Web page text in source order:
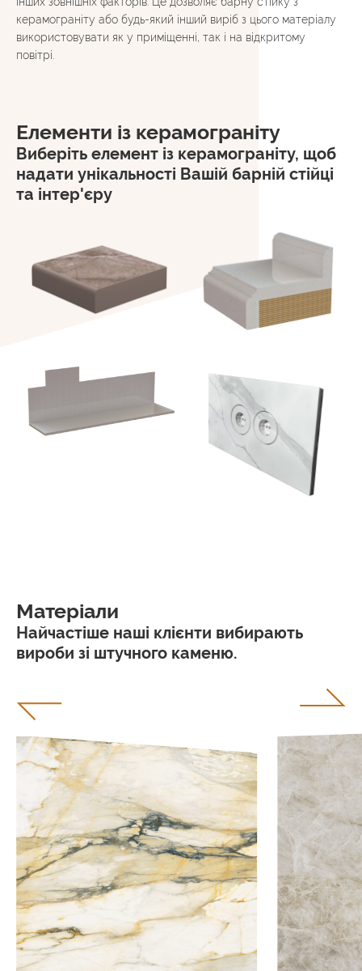
керамограніту або будь-який інший виріб з цього матеріалу
використовувати як у приміщенні, так і на відкритому
повітрі.
Елементи із керамограніту
Виберіть елемент із керамограніту, щоб
надати унікальності Вашій барній стійці
та інтер'єру
Матеріали
Найчастіше наші клієнти вибирають
вироби зі штучного каменю.